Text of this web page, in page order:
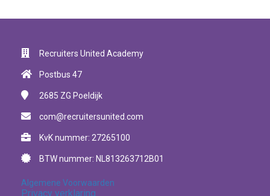
Recruiters United Academy
Postbus 47
2685 ZG Poeldijk
com@recruitersunited.com
KvK nummer: 27265100
BTW nummer: NL813263712B01
Algemene Voorwaarden
Privacy verklaring